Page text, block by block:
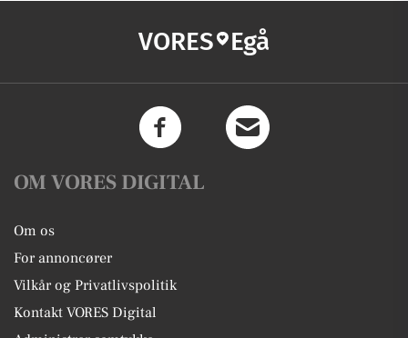
VORES Egå
OM VORES DIGITAL
Om os
For annoncører
Vilkår og Privatlivspolitik
Kontakt VORES Digital